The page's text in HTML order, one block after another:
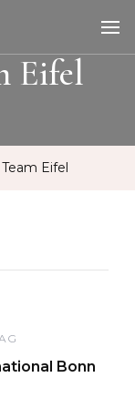
Eifel
Eifel
Bonn